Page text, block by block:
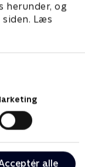
herunder, og
Læs
alle
2
1 t. 47 min